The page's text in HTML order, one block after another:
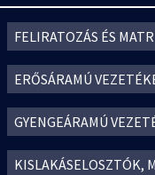
FELIRATOZÁS ÉS
ERŐSÁRAMÚ
GYENGEÁRAMÚ
KISLAKÁSELOSZTÓK,